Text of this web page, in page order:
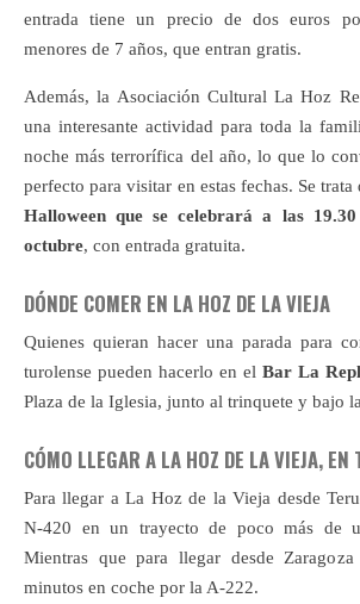
entrada tiene un precio de dos euros
menores de 7 años, que entran gratis.
Además, la Asociación Cultural La Hoz
una interesante actividad para toda la
noche más terrorífica del año, lo que lo
perfecto para visitar en estas fechas. Se trata
Halloween que se celebrará a las
octubre, con entrada gratuita.
DÓNDE COMER EN LA HOZ DE LA VIEJA
Quienes quieran hacer una parada para
turolense pueden hacerlo en el Bar La
Plaza de la Iglesia, junto al trinquete y bajo
CÓMO LLEGAR A LA HOZ DE LA VIEJA, EN
Para llegar a La Hoz de la Vieja desde
N-420 en un trayecto de poco más de
Mientras que para llegar desde
minutos en coche por la A-222.